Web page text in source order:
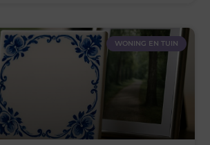
WONING EN TUIN